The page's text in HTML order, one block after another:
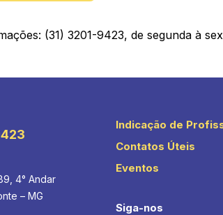
(31) 3201-9423, de segunda à
4° Andar
– MG
Indicação de
Contatos Úteis
Eventos
Siga-nos